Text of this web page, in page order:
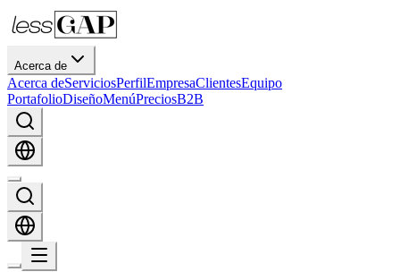
Acerca de
Acerca deServiciosPerfilEmpresaClientesEquipo
PortafolioDiseñoMenúPreciosB2B